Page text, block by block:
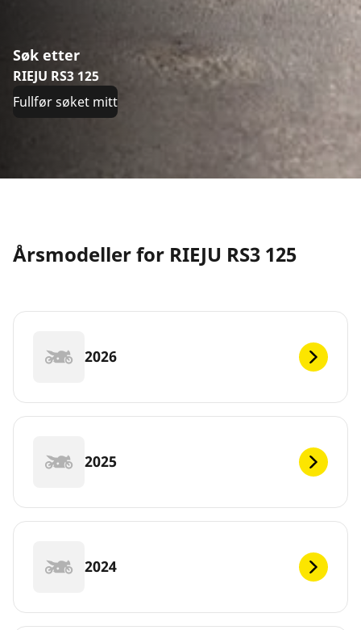
Søk etter
RIEJU RS3 125
Fullfør søket mitt
Årsmodeller for RIEJU RS3 125
2026
2025
2024